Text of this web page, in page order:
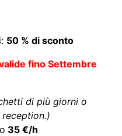
50 % di sconto
valide fino Settembre
di più giorni o
35 €/h